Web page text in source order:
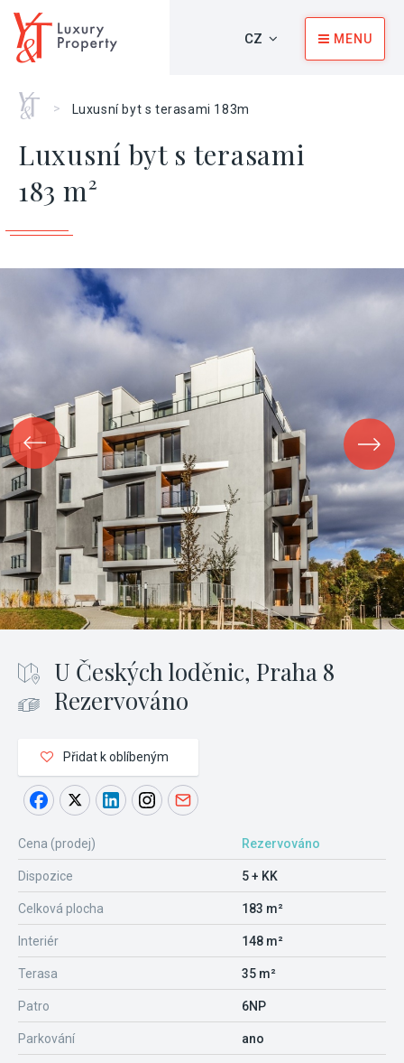
CZ MENU
Home
> Luxusní byt s terasami 183m
Luxusní byt s terasami
183 m²
U Českých loděnic, Praha 8
Rezervováno
Přidat k oblíbeným
Cena (prodej) Rezervováno
Dispozice 5 + KK
Celková plocha 183 m²
Interiér 148 m²
Terasa 35 m²
Patro 6NP
Parkování ano